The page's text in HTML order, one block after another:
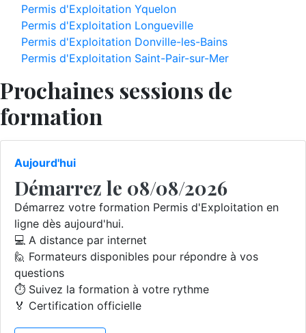
Permis d'Exploitation Yquelon
Permis d'Exploitation Longueville
Permis d'Exploitation Donville-les-Bains
Permis d'Exploitation Saint-Pair-sur-Mer
Prochaines sessions de
formation
Aujourd'hui
Démarrez le 08/08/2026
Démarrez votre formation Permis d'Exploitation en
ligne dès aujourd'hui.
💻 A distance par internet
🙋 Formateurs disponibles pour répondre à vos
questions
⏱️ Suivez la formation à votre rythme
🏅 Certification officielle